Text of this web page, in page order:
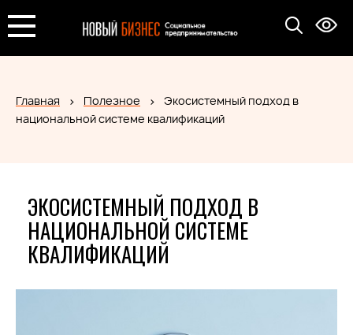
Главная Полезное
Экосистемный подход в
национальной системе квалификаций
ЭКОСИСТЕМНЫЙ ПОДХОД В
НАЦИОНАЛЬНОЙ СИСТЕМЕ
КВАЛИФИКАЦИЙ